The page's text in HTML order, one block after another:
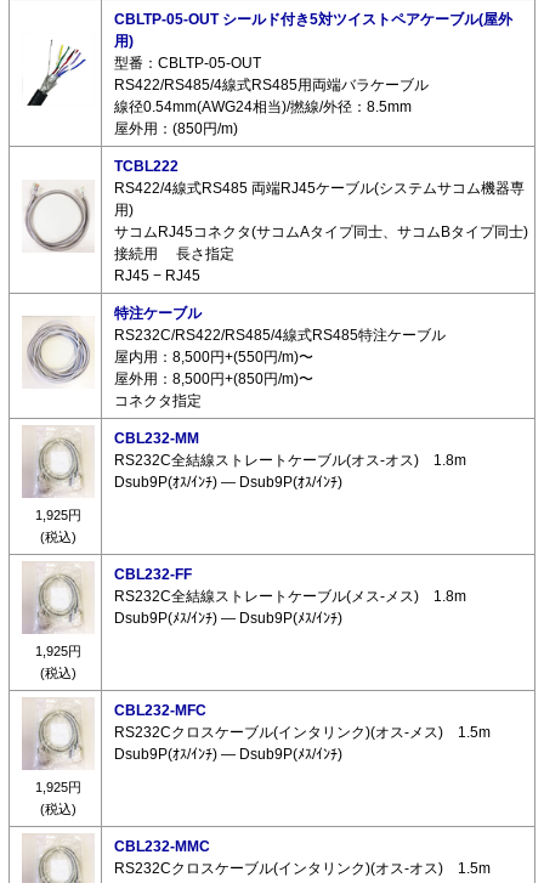
CBLTP-05-OUT シールド付き5対ツイストペアケーブル(屋外
用)
型番：CBLTP-05-OUT
RS422/RS485/4線式RS485用両端バラケーブル
線径0.54mm(AWG24相当)/撚線/外径：8.5mm
屋外用：(850円/m)
TCBL222
RS422/4線式RS485 両端RJ45ケーブル(システムサコム機器専
用)
サコムRJ45コネクタ(サコムAタイプ同士、サコムBタイプ同士)
接続用 長さ指定
RJ45 − RJ45
特注ケーブル
RS232C/RS422/RS485/4線式RS485特注ケーブル
屋内用：8,500円+(550円/m)〜
屋外用：8,500円+(850円/m)〜
コネクタ指定
1,925円
(税込)
CBL232-MM
RS232C全結線ストレートケーブル(オス-オス) 1.8m
Dsub9P(ｵｽ/ｲﾝﾁ) ― Dsub9P(ｵｽ/ｲﾝﾁ)
1,925円
(税込)
CBL232-FF
RS232C全結線ストレートケーブル(メス-メス) 1.8m
Dsub9P(ﾒｽ/ｲﾝﾁ) ― Dsub9P(ﾒｽ/ｲﾝﾁ)
1,925円
(税込)
CBL232-MFC
RS232Cクロスケーブル(インタリンク)(オス-メス) 1.5m
Dsub9P(ｵｽ/ｲﾝﾁ) ― Dsub9P(ﾒｽ/ｲﾝﾁ)
CBL232-MMC
RS232Cクロスケーブル(インタリンク)(オス-オス) 1.5m